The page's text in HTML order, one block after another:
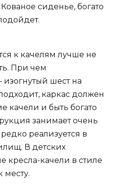
сиденье, богато
к качелям лучше не
При чем
изогнутый шест на
каркас должен
качели и быть богато
занимает очень
реализуется в
В детских
кресла-качели в стиле
месту.